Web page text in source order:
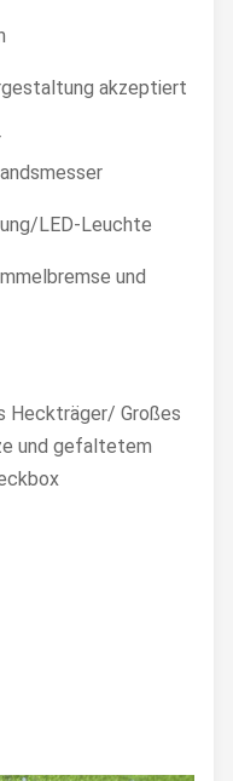
akzeptiert
LED-Leuchte
und
Heckträger/ Großes
und gefaltetem